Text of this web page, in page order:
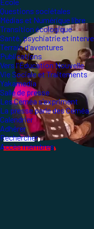
École
Questions sociétales
Médias et Numérique libre
Transition écologique
Santé, psychiatrie et
Terrain d'aventures
Publications
Vers l'Éducation Nouvelle
Vie Sociale et Traitements
Yakamedia
Salle de presse
Les Ceméa s'expriment
La presse parle des Ceméa
Calendrier
Adhérer
Rechercher
Accès membres